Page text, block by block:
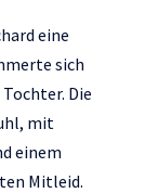
eine
sich
Die
mit
einem
Mitleid.